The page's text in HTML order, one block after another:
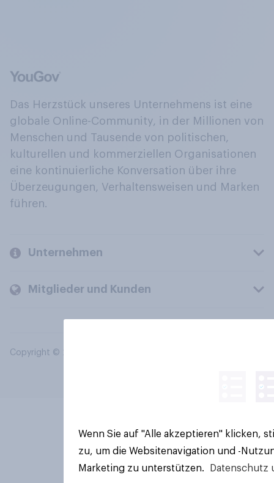
Das Herzstück unseres Unternehmens ist eine
globale Online-Community, in der Millionen von
Menschen und Tausende von politischen,
kulturellen und kommerziellen Organisationen
eine kontinuierliche Konversation über ihre
Überzeugungen, Verhaltensweisen und Marken
führen.
Unternehmen
Mitglieder und Kunden
Copyright © 2026 YouGov PLC. Alle Rechte vorbehalten.
Wenn Sie auf "Alle akzeptieren" klicken,
zu, um die Websitenavigation und -
Marketing zu unterstützen.
Datenschutz